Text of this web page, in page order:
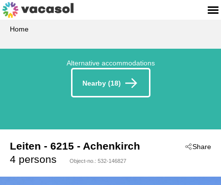
Home
Alternative accommodations
Nearby (18)
Share
Leiten - 6215 - Achenkirch
4 persons
Object-no.: 532-146827